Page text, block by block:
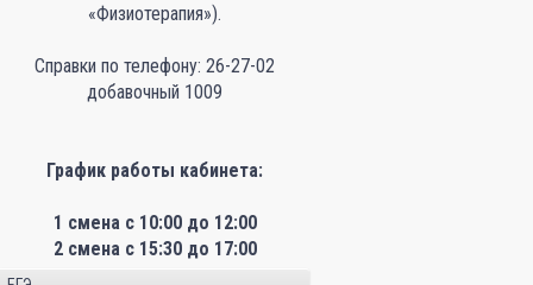
«Физиотерапия»).
Справки по телефону: 26-27-02
добавочный 1009
График работы кабинета:
1 смена с 10:00 до 12:00
2 смена с 15:30 до 17:00